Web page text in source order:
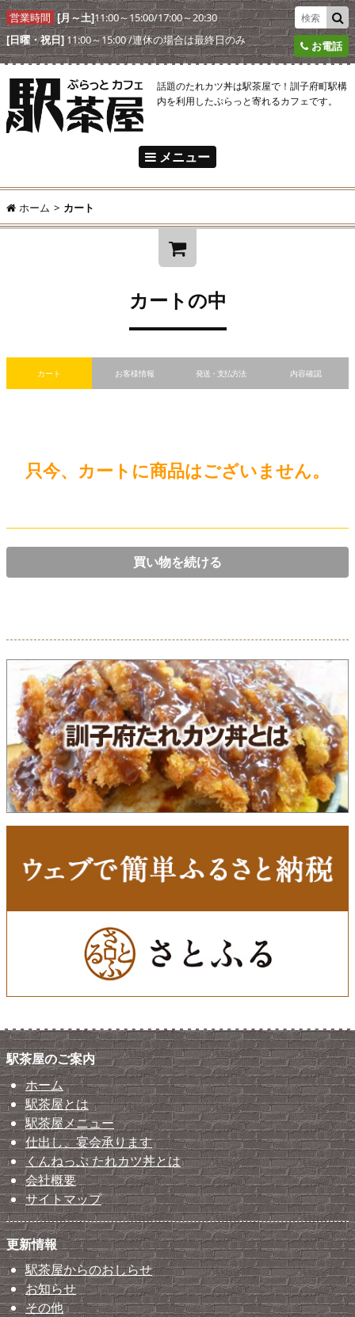
営業時間 [月～土]11:00～15:00/17:00～20:30
[日曜・祝日]11:00～15:00 /連休の場合は最終日のみ お電話
話題のたれカツ丼は駅茶屋で！訓子府町駅構
内を利用したぷらっと寄れるカフェです。
メニュー
駅茶屋とは
アクセス
オンラインショップ
お問い合わせ
ホーム > カート
カートを見る
カートの中
カート お客様情報 発送・支払方法 内容確認
只今、カートに商品はございません。
駅茶屋のご案内
ホーム
駅茶屋とは
駅茶屋メニュー
仕出し、宴会承ります
くんねっぷ たれカツ丼とは
会社概要
サイトマップ
更新情報
駅茶屋からのおしらせ
お知らせ
その他